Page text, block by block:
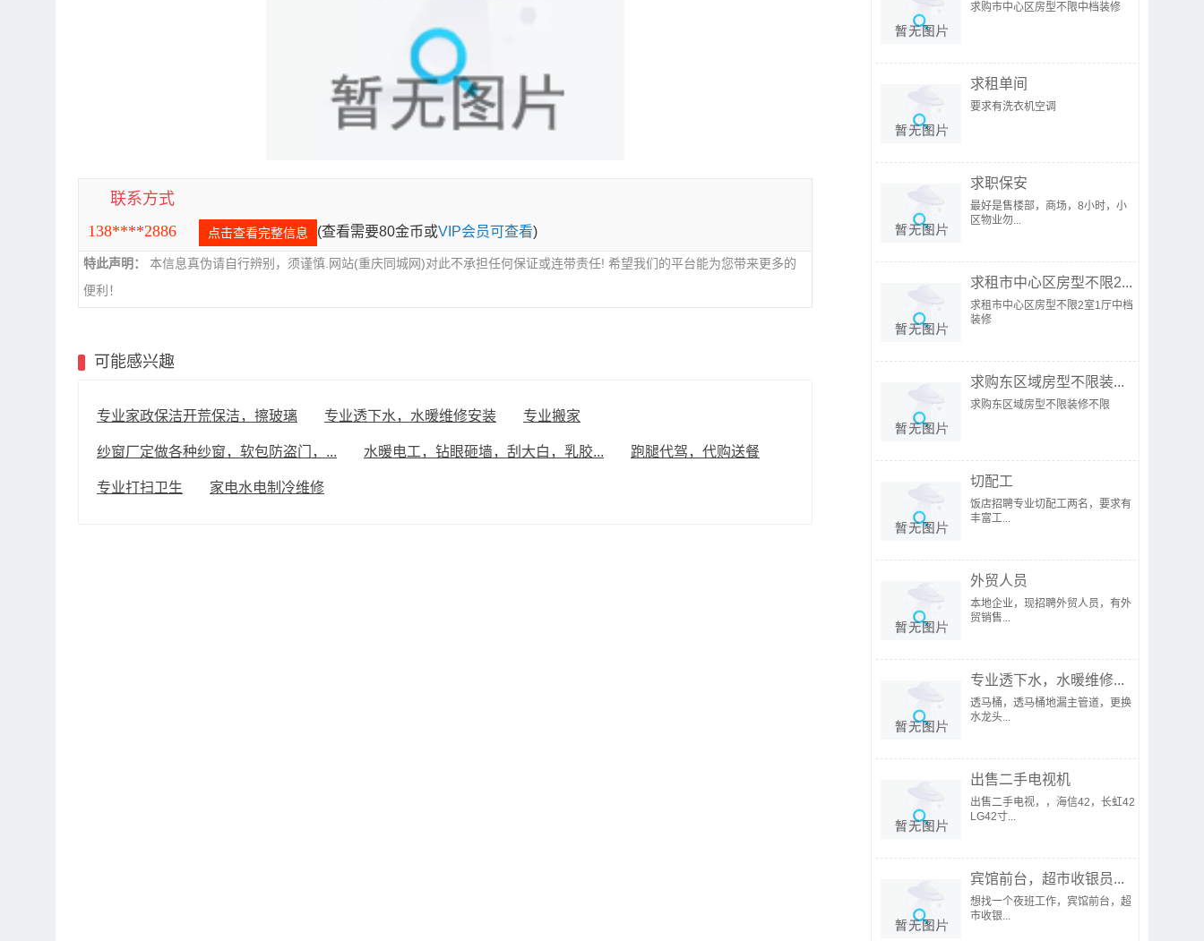
联系方式
138****2886
点击查看完整信息 (查看需要80金币或VIP会员可查看)
特此声明：
本信息真伪请自行辨别，须谨慎.网站(重庆同城网)对此不承担任何保证或连带责任! 希望我们的平台能为您带来更多的
便利！
可能感兴趣
专业家政保洁开荒保洁，擦玻璃 专业透下水，水暖维修安装 专业搬家
纱窗厂定做各种纱窗，软包防盗门，... 水暖电工，钻眼砸墙，刮大白，乳胶... 跑腿代驾，代购送餐
专业打扫卫生 家电水电制冷维修
求购市中心区房型不限中档装修
求租单间
要求有洗衣机空调
求职保安
最好是售楼部，商场，8小时，小
区物业勿...
求租市中心区房型不限2...
求租市中心区房型不限2室1厅中档
装修
求购东区域房型不限装...
求购东区域房型不限装修不限
切配工
饭店招聘专业切配工两名，要求有
丰富工...
外贸人员
本地企业，现招聘外贸人员，有外
贸销售...
专业透下水，水暖维修...
透马桶，透马桶地漏主管道，更换
水龙头...
出售二手电视机
出售二手电视，，海信42，长虹42
LG42寸...
宾馆前台，超市收银员...
想找一个夜班工作，宾馆前台，超
市收银...